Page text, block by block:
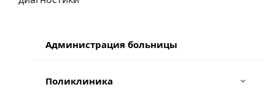
Администрация больницы
Поликлиника ›